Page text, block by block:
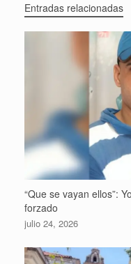
Entradas relacionadas
“Que se vayan ellos”:
forzado
julio 24, 2026